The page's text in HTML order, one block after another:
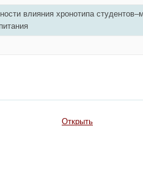
влияния хронотипа
Открыть